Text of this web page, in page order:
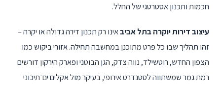
חכמות ותכנון אסטרטגי של החלל.
עיצוב דירות יוקרה בתל אביבאינו רק תכנון דירה גדולה או יקרה –
זהו תהליך שבו כל פרט מתוכנן במחשבה תחילה. אזורי ביקוש כמו
הצפון החדש, רוטשילד, נווה צדק, הגן הבוטני ופארק הירקון דורשים
רמת גמר שמשתווה לסטנדרט אירופי, בעיקר מול אקלים ים־תיכוני